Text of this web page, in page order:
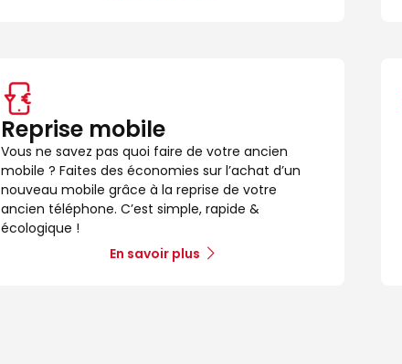
Reprise mobile
Vous ne savez pas quoi faire de votre ancien
mobile ? Faites des économies sur l’achat d’un
nouveau mobile grâce à la reprise de votre
ancien téléphone. C’est simple, rapide &
écologique !
En savoir plus